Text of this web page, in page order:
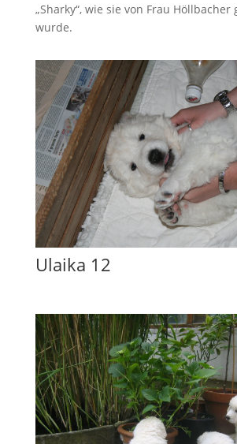
„Sharky“, wie sie von Frau Höllbacher
wurde.
Ulaika 12